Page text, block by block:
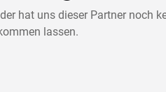
hat uns dieser Partner noch
lassen.